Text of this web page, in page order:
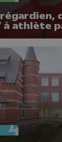
athlète